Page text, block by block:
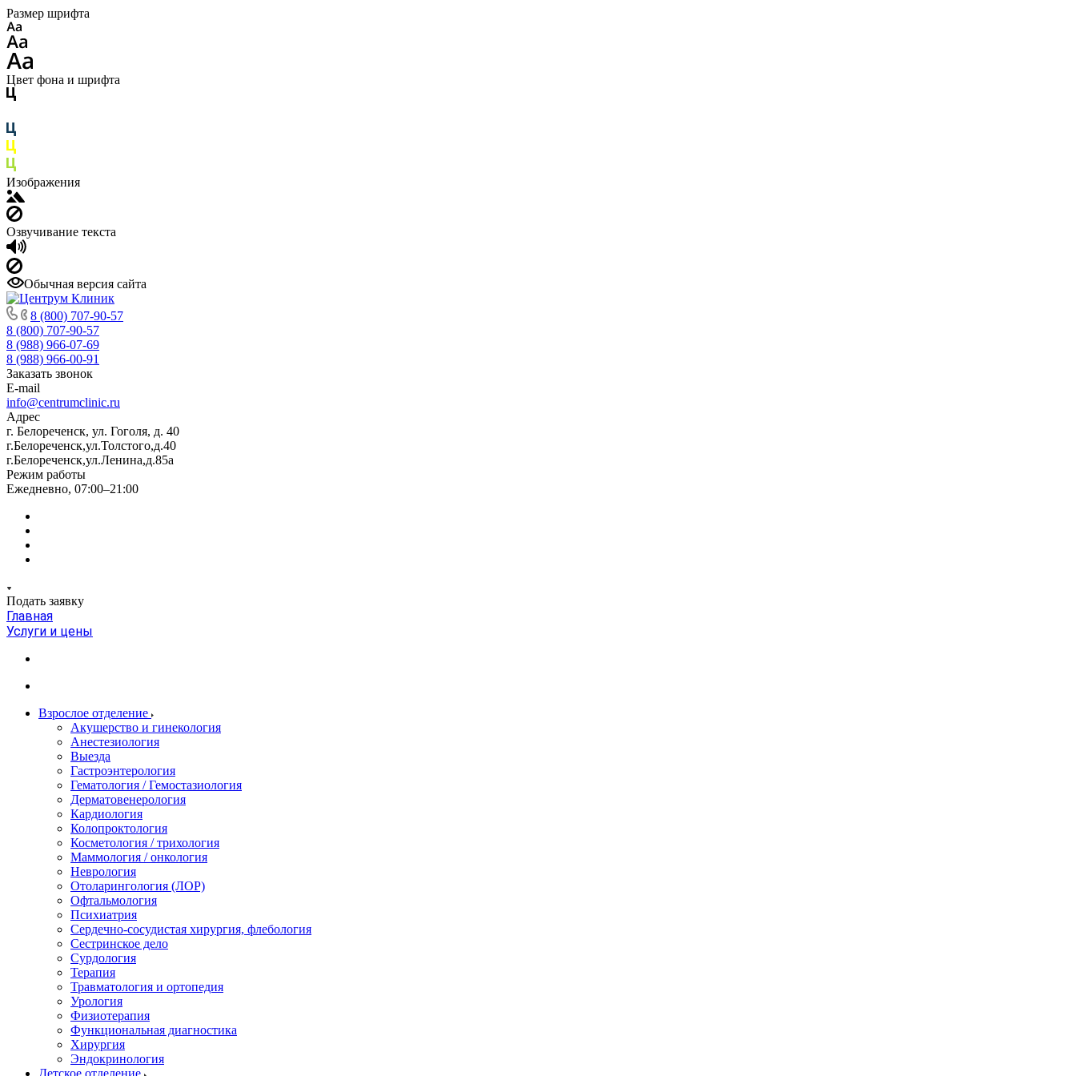
Размер шрифта
Цвет фона и шрифта
Изображения
Озвучивание текста
Обычная версия сайта
8 (800) 707-90-57
8 (800) 707-90-57
8 (988) 966-07-69
8 (988) 966-00-91
Заказать звонок
E-mail
info@centrumclinic.ru
Адрес
г. Белореченск, ул. Гоголя, д. 40
г.Белореченск,ул.Толстого,д.40
г.Белореченск,ул.Ленина,д.85а
Режим работы
Ежедневно, 07:00–21:00
Подать заявку
Главная
Услуги и цены
Взрослое отделение
Акушерство и гинекология
Анестезиология
Выезда
Гастроэнтерология
Гематология / Гемостазиология
Дерматовенерология
Кардиология
Колопроктология
Косметология / трихология
Маммология / онкология
Неврология
Отоларингология (ЛОР)
Офтальмология
Психиатрия
Сердечно-сосудистая хирургия, флебология
Сестринское дело
Сурдология
Терапия
Травматология и ортопедия
Урология
Физиотерапия
Функциональная диагностика
Хирургия
Эндокринология
Детское отделение